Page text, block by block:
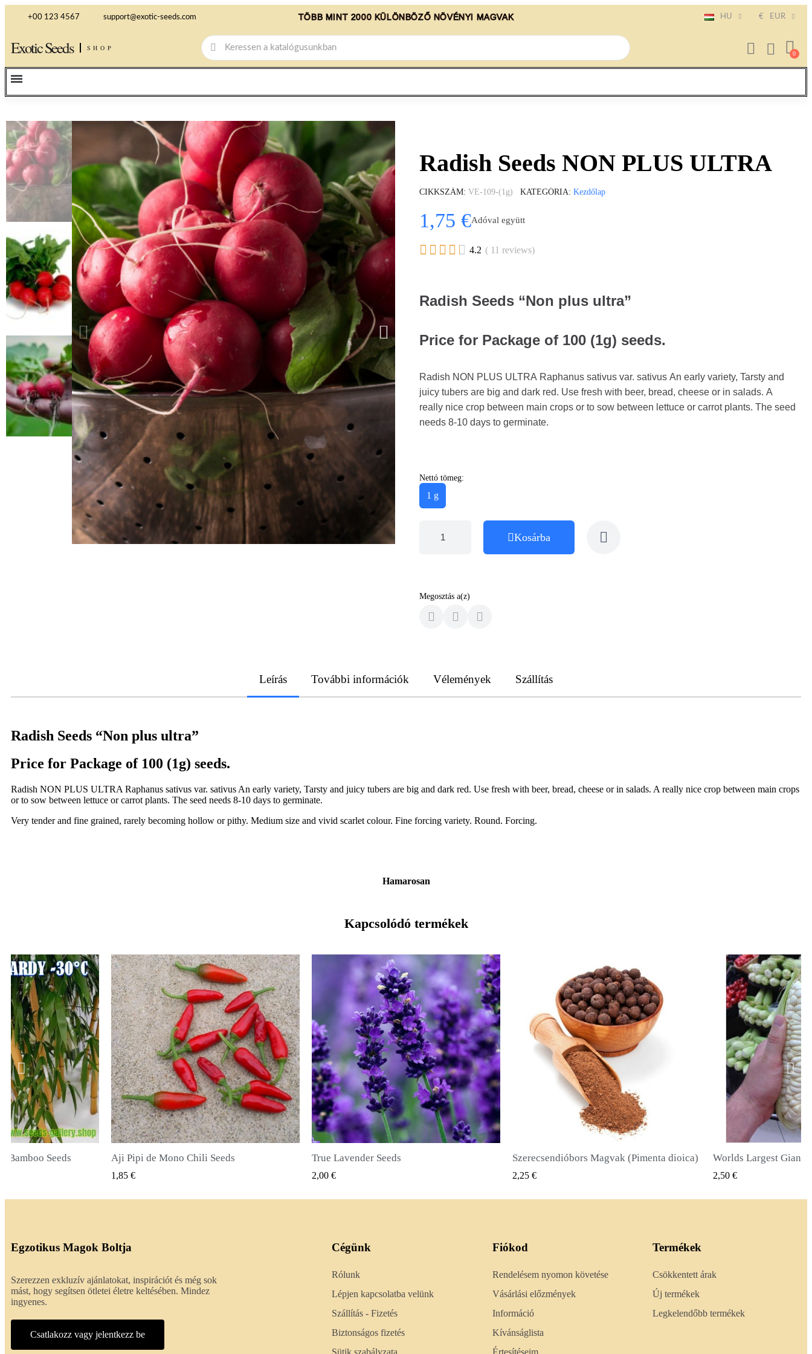
+00 123 4567 support@exotic-seeds.com TÖBB MINT 2000 KÜLÖNBÖZŐ NÖVÉNYI MAGVAK HU € EUR
Exotic Seeds SHOP
Radish Seeds NON PLUS ULTRA
CIKKSZÁM VE-109-(1g) KATEGÓRIA Kezdőlap
1,75 €Adóval együtt
     4.2 ( 11 reviews)
Radish Seeds “Non plus ultra”
Price for Package of 100 (1g) seeds.
Radish NON PLUS ULTRA Raphanus sativus var. sativus An early variety, Tarsty and
juicy tubers are big and dark red. Use fresh with beer, bread, cheese or in salads. A
really nice crop between main crops or to sow between lettuce or carrot plants. The seed
needs 8-10 days to germinate.
Nettó tömeg:
1 g
Kosárba
Megosztás a(z)
Leírás További információk Vélemények Szállítás
Radish Seeds “Non plus ultra”
Price for Package of 100 (1g) seeds.
Radish NON PLUS ULTRA Raphanus sativus var. sativus An early variety, Tarsty and juicy tubers are big and dark red. Use fresh with beer, bread, cheese or in salads. A really nice crop between main crops
or to sow between lettuce or carrot plants. The seed needs 8-10 days to germinate.
Very tender and fine grained, rarely becoming hollow or pithy. Medium size and vivid scarlet colour. Fine forcing variety. Round. Forcing.
Hamarosan
Kapcsolódó termékek
Seeds GYORSNÉZET
True Lavender Seeds
2,00 €
GYORSNÉZET
Szerecsendióbors Magvak (Pimenta dioica)
2,25 €
GYORSNÉZET Worlds Largest Giant Corn Magvak Cuzco - Cusco
2,50 €
Óriás napraforgó
2,40 €
Egzotikus Magok Boltja
Szerezzen exkluzív ajánlatokat, inspirációt és még sok
mást, hogy segítsen ötletei életre keltésében. Mindez
ingyenes.
Csatlakozz vagy jelentkezz be
Cégünk
Rólunk
Lépjen kapcsolatba velünk
Szállítás - Fizetés
Biztonságos fizetés
Fiókod
Rendelésem nyomon követése
Vásárlási előzmények
Információ
Kívánságlista
Termékek
Csökkentett árak
Új termékek
Legkelendőbb termékek